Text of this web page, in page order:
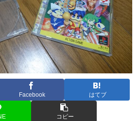
Facebook はてブ
コピー